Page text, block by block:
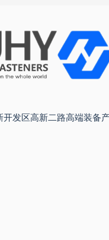
开发区高新二路高端装备